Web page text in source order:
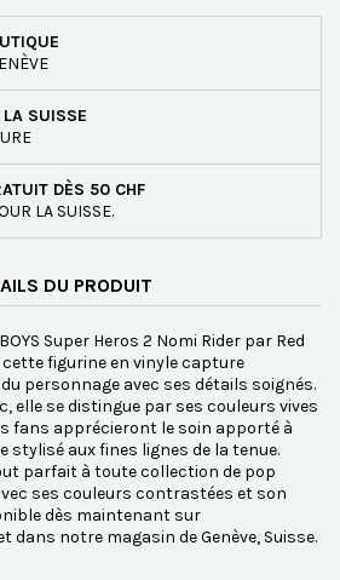
LA SUISSE
DÈS 50 CHF
LA SUISSE.
DU PRODUIT
Super Heros 2 Nomi Rider par Red
cette figurine en vinyle capture
personnage avec ses détails soignés.
elle se distingue par ses couleurs vives
fans apprécieront le soin apporté à
stylisé aux fines lignes de la tenue.
parfait à toute collection de pop
ses couleurs contrastées et son
dès maintenant sur
dans notre magasin de Genève, Suisse.